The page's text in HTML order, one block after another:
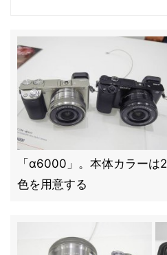
「α6000」。本体カラーは2
色を用意する